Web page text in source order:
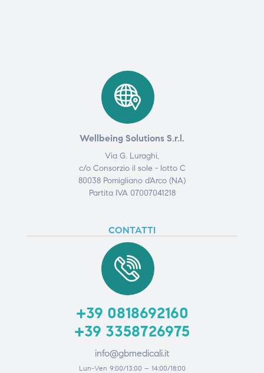
Wellbeing Solutions S.r.l.
Via G. Luraghi,
c/o Consorzio il sole - lotto C
80038 Pomigliano d'Arco (NA)
Partita IVA 07007041218
CONTATTI
+39 0818692160
+39 3358726975
info@gbmedicali.it
Lun-Ven 9:00/13:00 – 14:00/18:00